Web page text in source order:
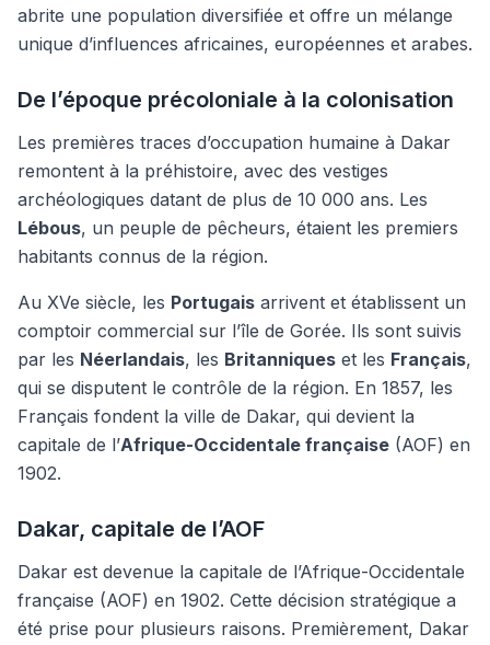
abrite une population diversifiée et offre un mélange
unique d’influences africaines, européennes et arabes.
De l’époque précoloniale à la colonisation
Les premières traces d’occupation humaine à Dakar
remontent à la préhistoire, avec des vestiges
archéologiques datant de plus de 10 000 ans. Les
Lébous, un peuple de pêcheurs, étaient les premiers
habitants connus de la région.
Au XVe siècle, les Portugais arrivent et établissent un
comptoir commercial sur l’île de Gorée. Ils sont suivis
par les Néerlandais, les Britanniques et les Français,
qui se disputent le contrôle de la région. En 1857, les
Français fondent la ville de Dakar, qui devient la
capitale de l’Afrique-Occidentale française (AOF) en
1902.
Dakar, capitale de l’AOF
Dakar est devenue la capitale de l’Afrique-Occidentale
française (AOF) en 1902. Cette décision stratégique a
été prise pour plusieurs raisons. Premièrement, Dakar